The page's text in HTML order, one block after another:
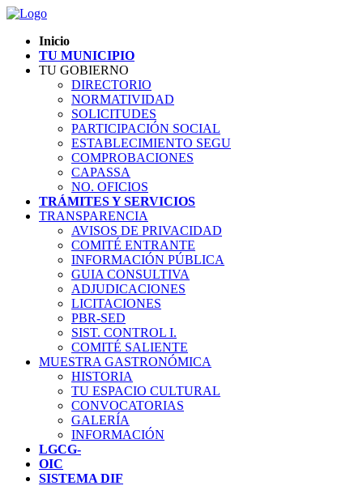
Inicio
TU MUNICIPIO
TU GOBIERNO
DIRECTORIO
NORMATIVIDAD
SOLICITUDES
PARTICIPACIÓN SOCIAL
ESTABLECIMIENTO SEGU
COMPROBACIONES
CAPASSA
NO. OFICIOS
TRÁMITES Y SERVICIOS
TRANSPARENCIA
AVISOS DE PRIVACIDAD
COMITÉ ENTRANTE
INFORMACIÓN PÚBLICA
GUIA CONSULTIVA
ADJUDICACIONES
LICITACIONES
PBR-SED
SIST. CONTROL I.
COMITÉ SALIENTE
MUESTRA GASTRONÓMICA
HISTORIA
TU ESPACIO CULTURAL
CONVOCATORIAS
GALERÍA
INFORMACIÓN
LGCG-
OIC
SISTEMA DIF